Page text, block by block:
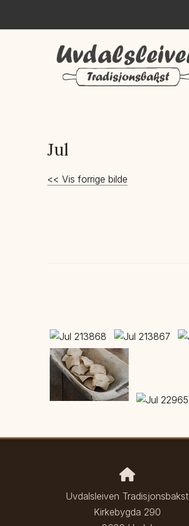
Jul
<< Vis forrige bilde
Uvdalsleiven Tradisjonsbakst
Kirkebygda 290